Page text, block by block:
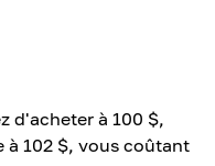
d'acheter à 100 $,
à 102 $, vous coûtant